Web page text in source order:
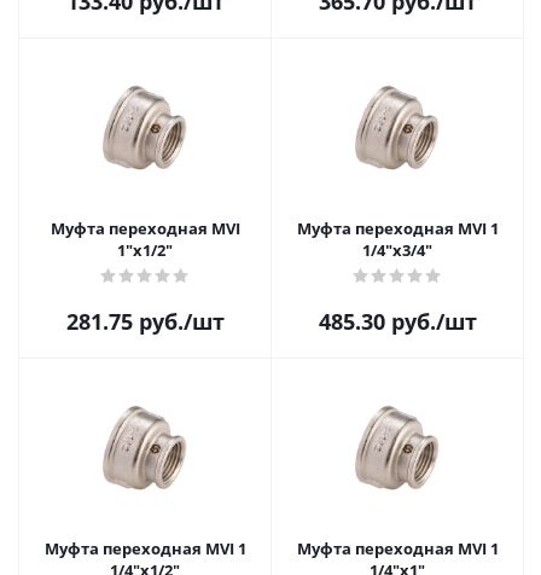
Муфта переходная MVI
1"х1/2"
281.75руб./шт
Муфта переходная MVI 1
1/4"х3/4"
485.30руб./шт
Муфта переходная MVI 1
1/4"х1/2"
Муфта переходная MVI 1
1/4"х1"